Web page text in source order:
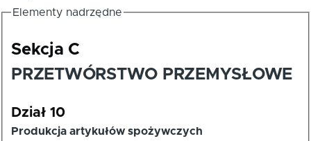
Elementy nadrzędne
Sekcja C
PRZETWÓRSTWO PRZEMYSŁOWE
Dział 10
Produkcja artykułów spożywczych